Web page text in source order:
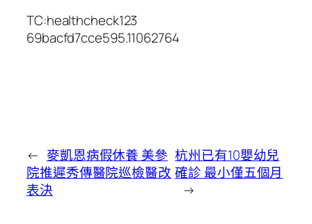
TC:healthcheck123
69bacfd7cce595.11062764
← 麥凱恩病假休養 美參
院推遲秀傳醫院巡檢醫改
表決
杭州已有10嬰幼兒
確診 最小僅五個月
→